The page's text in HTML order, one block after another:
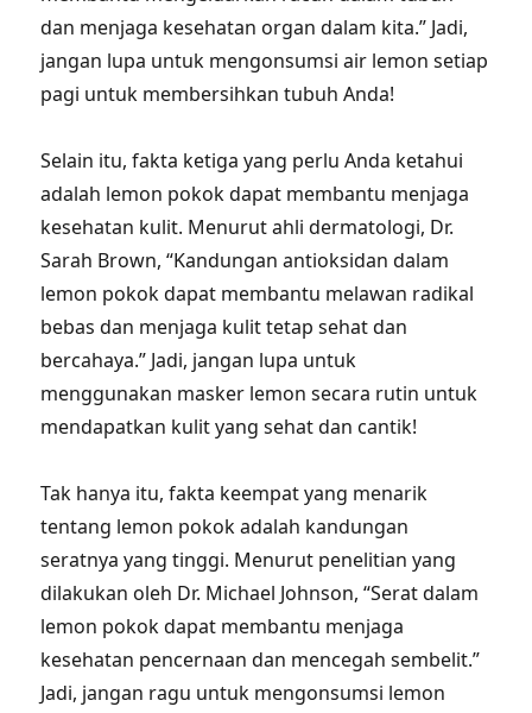
dan menjaga kesehatan organ dalam kita.” Jadi,
jangan lupa untuk mengonsumsi air lemon setiap
pagi untuk membersihkan tubuh Anda!
Selain itu, fakta ketiga yang perlu Anda ketahui
adalah lemon pokok dapat membantu menjaga
kesehatan kulit. Menurut ahli dermatologi, Dr.
Sarah Brown, “Kandungan antioksidan dalam
lemon pokok dapat membantu melawan radikal
bebas dan menjaga kulit tetap sehat dan
bercahaya.” Jadi, jangan lupa untuk
menggunakan masker lemon secara rutin untuk
mendapatkan kulit yang sehat dan cantik!
Tak hanya itu, fakta keempat yang menarik
tentang lemon pokok adalah kandungan
seratnya yang tinggi. Menurut penelitian yang
dilakukan oleh Dr. Michael Johnson, “Serat dalam
lemon pokok dapat membantu menjaga
kesehatan pencernaan dan mencegah sembelit.”
Jadi, jangan ragu untuk mengonsumsi lemon